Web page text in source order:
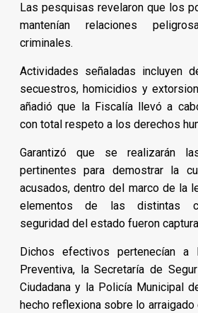
Las pesquisas revelaron que los
mantenían relaciones
criminales.
Actividades señaladas incluyen
secuestros, homicidios y
añadió que la Fiscalía llevó a
con total respeto a los derechos
Garantizó que se realizarán
pertinentes para demostrar la
acusados, dentro del marco de la
elementos de las distintas
seguridad del estado fueron
Dichos efectivos pertenecían a
Preventiva, la Secretaría de
Ciudadana y la Policía Municipal
hecho reflexiona sobre lo